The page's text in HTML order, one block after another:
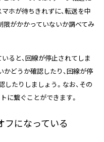
ホが待ちきれずに、転送を中
限がかかっていないか調べてみ
ると、回線が停止されてしま
どうか確認したり、回線が停
たりしましょう。なお、その
に繋ぐことができます。
フになっている